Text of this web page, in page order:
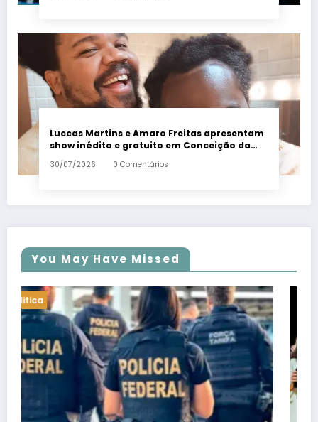
Luccas Martins e Amaro Freitas apresentam
show inédito e gratuito em Conceição da
Barra – Em Dia ES
30/07/2026 0 Comentários
You May Have Missed
Politica